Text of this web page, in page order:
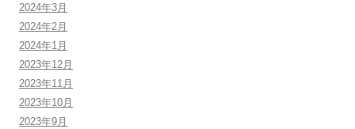
2024年3月
2024年2月
2024年1月
2023年12月
2023年11月
2023年10月
2023年9月